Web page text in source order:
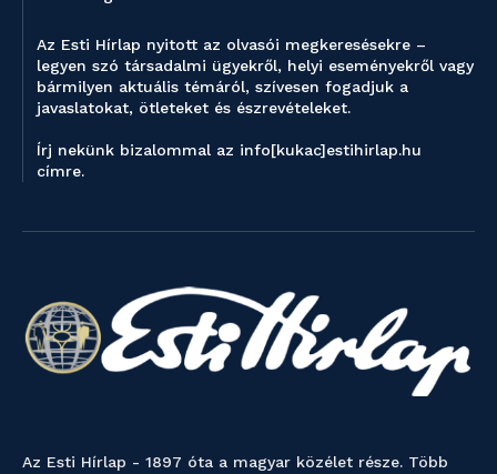
Az Esti Hírlap nyitott az olvasói megkeresésekre –
legyen szó társadalmi ügyekről, helyi eseményekről vagy
bármilyen aktuális témáról, szívesen fogadjuk a
javaslatokat, ötleteket és észrevételeket.
Írj nekünk bizalommal az info[kukac]estihirlap.hu
címre.
Az Esti Hírlap - 1897 óta a magyar közélet része. Több